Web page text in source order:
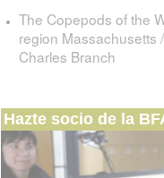
The Copepods of the
region Massachusetts
Charles Branch
Hazte socio de la